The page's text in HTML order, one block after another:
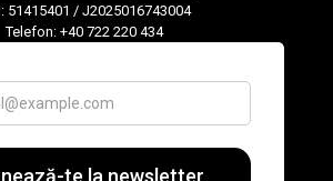
51415401 / J2025016743004
Telefon: +40 722 220 434